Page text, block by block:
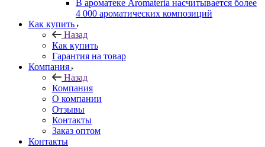
В ароматеке Aromateria насчитывается более
4 000 ароматических композиций
Как купить
Назад
Как купить
Гарантия на товар
Компания
Назад
Компания
О компании
Отзывы
Контакты
Заказ оптом
Контакты